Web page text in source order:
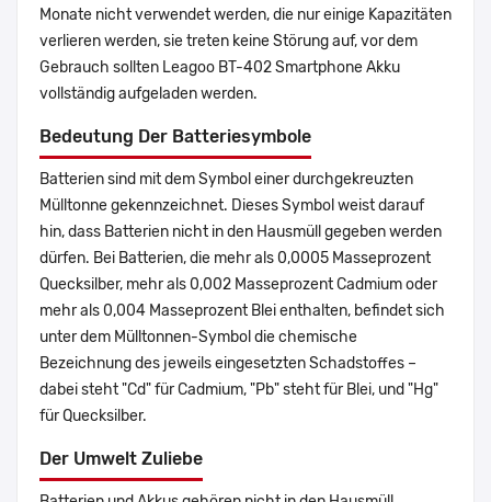
Monate nicht verwendet werden, die nur einige Kapazitäten
verlieren werden, sie treten keine Störung auf, vor dem
Gebrauch sollten Leagoo BT-402 Smartphone Akku
vollständig aufgeladen werden.
Bedeutung Der Batteriesymbole
Batterien sind mit dem Symbol einer durchgekreuzten
Mülltonne gekennzeichnet. Dieses Symbol weist darauf
hin, dass Batterien nicht in den Hausmüll gegeben werden
dürfen. Bei Batterien, die mehr als 0,0005 Masseprozent
Quecksilber, mehr als 0,002 Masseprozent Cadmium oder
mehr als 0,004 Masseprozent Blei enthalten, befindet sich
unter dem Mülltonnen-Symbol die chemische
Bezeichnung des jeweils eingesetzten Schadstoffes –
dabei steht "Cd" für Cadmium, "Pb" steht für Blei, und "Hg"
für Quecksilber.
Der Umwelt Zuliebe